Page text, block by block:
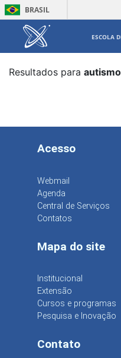
BRASIL
ESCOLA
Resultados para autismo
Acesso
Webmail
Agenda
Central de Serviços
Contatos
Mapa do site
Institucional
Extensão
Cursos e programas
Pesquisa e Inovação
Contato